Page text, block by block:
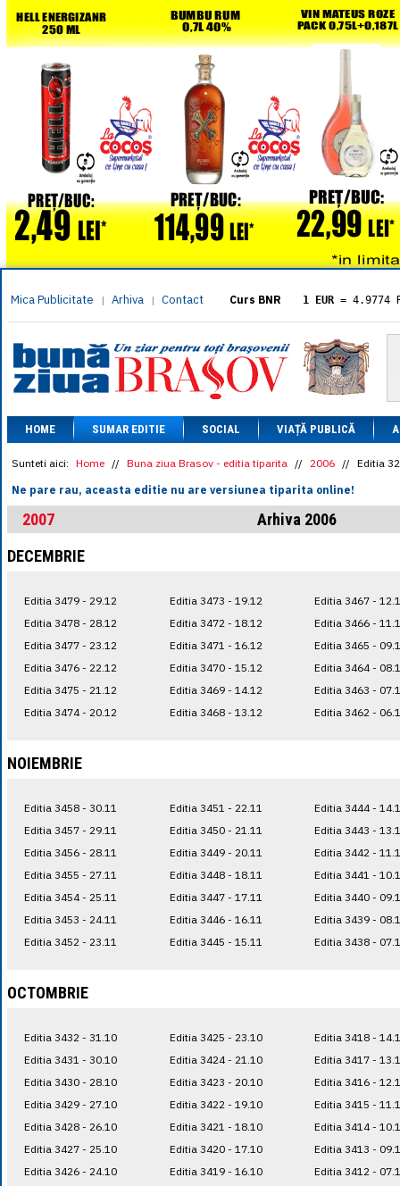
Mica Publicitate | Arhiva | Contact Curs BNR 1 EUR = 4.9774
= 5.8304
1 XAU= 464.4611
1 AED= 1.1933
1 AUD= 2.7957
1 BGN= 2.5449
1 CAD= 3.1559
1 CHF= 5.2813
1 CNY= 0.6015
1 DKK= 0.6668
1 EGP= 0.0860
1 HUF= 1.2223
1 MXN= 0.2227
1 NOK= 0.4191
1 RSD= 0.0425
1 RUB= 0.0530
1 TRY= 0.1141
HOME SUMAR EDITIE SOCIAL VIAȚĂ PUBLICĂ
Sunteti aici: Home // Buna ziua Brasov - editia tiparita // 2006 // Editia
Ne pare rau, aceasta editie nu are versiunea tiparita online!
2007
Arhiva 2006
DECEMBRIE
Editia 3479 - 29.12
Editia 3478 - 28.12
Editia 3477 - 23.12
Editia 3476 - 22.12
Editia 3475 - 21.12
Editia 3474 - 20.12
Editia 3473 - 19.12
Editia 3472 - 18.12
Editia 3471 - 16.12
Editia 3470 - 15.12
Editia 3469 - 14.12
Editia 3468 - 13.12
Editia 3467 -
Editia 3466 -
Editia 3465 -
Editia 3464 -
Editia 3463 -
Editia 3462 -
NOIEMBRIE
Editia 3458 - 30.11
Editia 3457 - 29.11
Editia 3456 - 28.11
Editia 3455 - 27.11
Editia 3454 - 25.11
Editia 3453 - 24.11
Editia 3452 - 23.11
Editia 3451 - 22.11
Editia 3450 - 21.11
Editia 3449 - 20.11
Editia 3448 - 18.11
Editia 3447 - 17.11
Editia 3446 - 16.11
Editia 3445 - 15.11
Editia 3444 -
Editia 3443 -
Editia 3442 -
Editia 3441 -
Editia 3440 -
Editia 3439 -
Editia 3438 -
OCTOMBRIE
Editia 3432 - 31.10
Editia 3431 - 30.10
Editia 3430 - 28.10
Editia 3429 - 27.10
Editia 3428 - 26.10
Editia 3427 - 25.10
Editia 3426 - 24.10
Editia 3425 - 23.10
Editia 3424 - 21.10
Editia 3423 - 20.10
Editia 3422 - 19.10
Editia 3421 - 18.10
Editia 3420 - 17.10
Editia 3419 - 16.10
Editia 3418 -
Editia 3417 -
Editia 3416 -
Editia 3415 -
Editia 3414 -
Editia 3413 -
Editia 3412 -